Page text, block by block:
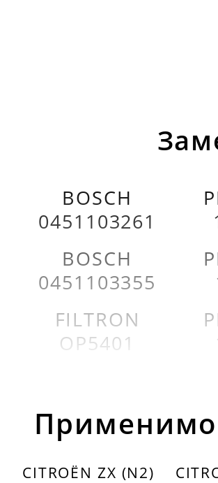
BOSCH
0451103261
BOSCH
0451103355
FILTRON
OP5401
FRAM
PH9599
CITROËN ZX (N2)